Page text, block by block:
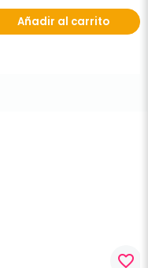
Añadir al carrito
favorite_border